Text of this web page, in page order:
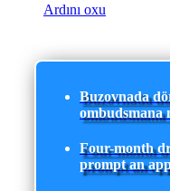
Ardını oxu
Buzovnada
ombudsmana
Four-month
prompt an